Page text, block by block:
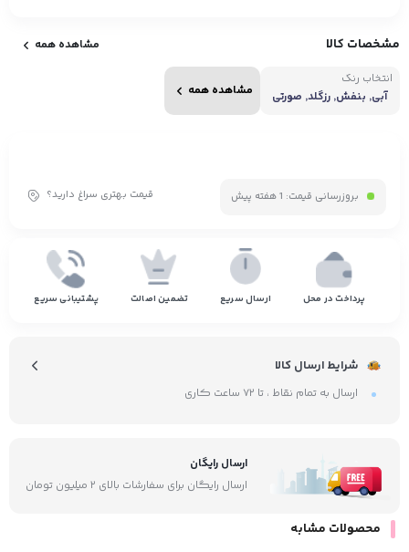
مشخصات کالا
مشاهده همه
انتخاب رنگ
آبی, بنفش, رزگلد, صورتی
مشاهده همه
بروزرسانی قیمت: 1 هفته پیش قیمت بهتری سراغ دارید؟
پرداخت در محل ارسال سریع تضمین اصالت پشتیبانی سریع
شرایط ارسال کالا
ارسال به تمام نقاط ، تا ۷۲ ساعت کاری
ارسال رایگان
ارسال رایگان برای سفارشات بالای ۲ میلیون تومان
محصولات مشابه